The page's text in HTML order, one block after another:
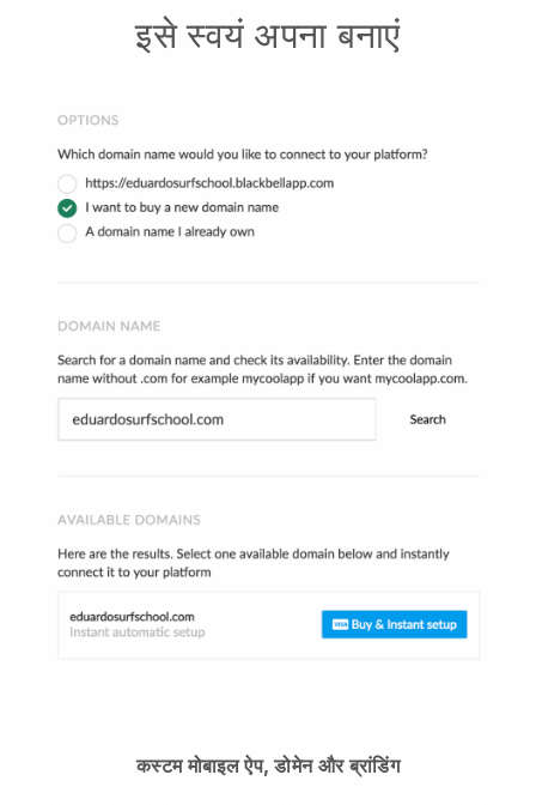
इसे स्वयं अपना बनाएं
कस्टम मोबाइल ऐप, डोमेन और ब्रांडिंग